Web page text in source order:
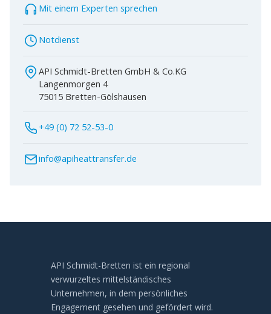
Mit einem Experten sprechen
Notdienst
API Schmidt-Bretten GmbH & Co.KG
Langenmorgen 4
75015 Bretten-Gölshausen
+49 (0) 72 52-53-0
info@apiheattransfer.de
API Schmidt-Bretten ist ein regional
verwurzeltes mittelständisches
Unternehmen, in dem persönliches
Engagement gesehen und gefördert wird.